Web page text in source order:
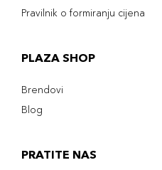
Pravilnik o formiranju cijena
PLAZA SHOP
Brendovi
Blog
PRATITE NAS